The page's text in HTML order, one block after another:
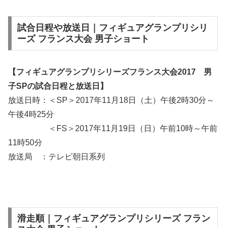
試合日程や放送日｜フィギュアグランプリシリ
ーズ フランス大会 男子ショート
【フィギュアグランプリシリーズフランス大会2017 男
子SPの試合日程と放送日】
放送日時：＜SP＞2017年11月18日（土）午後2時30分～
午後4時25分
＜FS＞2017年11月19日（日）午前10時～午前
11時50分
放送局 ：テレビ朝日系列
滑走順｜フィギュアグランプリシリーズ フラン